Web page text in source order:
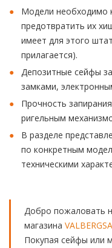
Модели необходимо
предотвратить их
имеет для этого
прилагается).
Депозитные сейфы
замками,
Прочность
ригельным
В разделе
по конкретным
техническими
Добро пожаловать
магазина
Покупая сейфы или